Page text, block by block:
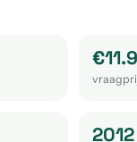
Variant
aantal:
2012